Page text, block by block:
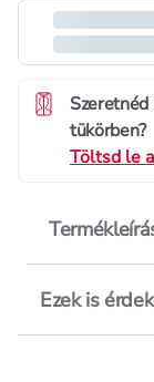
tükörben?
Töltsd le
Ezek is